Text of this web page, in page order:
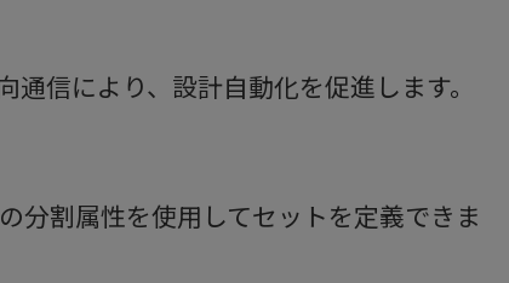
信により、設計自動化を促進します。
分割属性を使用してセットを定義できま